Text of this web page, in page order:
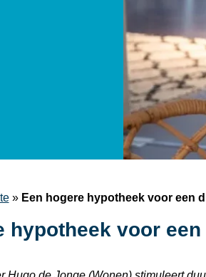
» Een hogere hypotheek voor een
hypotheek voor